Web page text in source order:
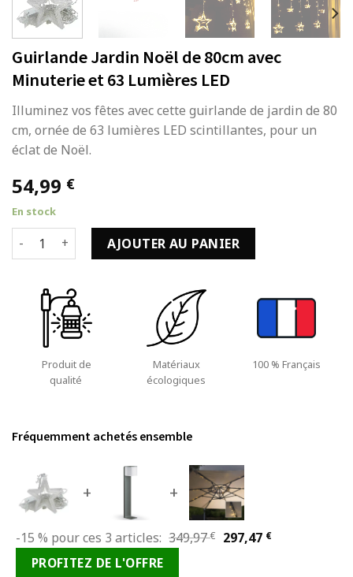
Guirlande Jardin Noël de 80cm avec
Minuterie et 63 Lumières LED
Illuminez vos fêtes avec cette guirlande de jardin de 80
cm, ornée de 63 lumières LED scintillantes, pour un
éclat de Noël.
54,99 €
En stock
quantité de Guirlande Jardin Noël de 80cm avec Minuterie
AJOUTER AU PANIER
Produit de
qualité
Matériaux
écologiques
100 % Français
Fréquemment achetés ensemble
+ +
-15 % pour ces 3 articles: 349,97€
Le
297,47 €Le
PROFITEZ DE L'OFFRE